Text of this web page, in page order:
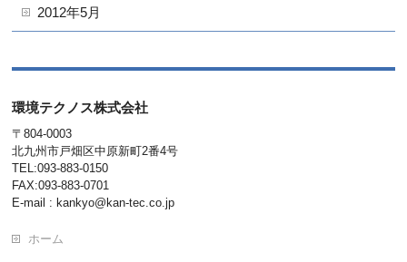
2012年5月
環境テクノス株式会社
〒804-0003
北九州市戸畑区中原新町2番4号
TEL:093-883-0150
FAX:093-883-0701
E-mail : kankyo@kan-tec.co.jp
ホーム